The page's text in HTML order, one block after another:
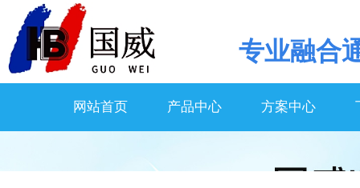
专业融合
网站首页 产品中心 方案中心